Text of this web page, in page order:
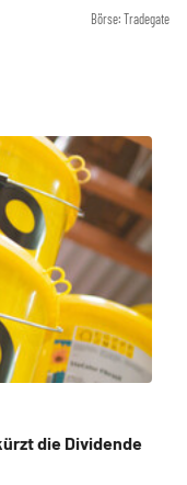
Börse: Tradegate
die Dividende